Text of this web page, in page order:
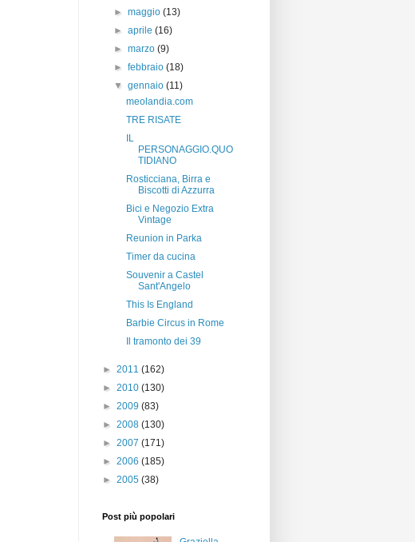
►maggio(13)
►aprile(16)
►marzo(9)
►febbraio(18)
▼gennaio(11)
meolandia.com
TRE RISATE
IL
PERSONAGGIO.QUO
TIDIANO
Rosticciana, Birra e
Biscotti di Azzurra
Bici e Negozio Extra
Vintage
Reunion in Parka
Timer da cucina
Souvenir a Castel
Sant'Angelo
This Is England
Barbie Circus in Rome
Il tramonto dei 39
► 2011 (162)
► 2010 (130)
► 2009 (83)
► 2008 (130)
► 2007 (171)
► 2006 (185)
► 2005 (38)
Post più popolari